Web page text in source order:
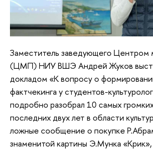
Заместитель заведующего Центром
(ЦМП) НИУ ВШЭ Андрей Жуков
докладом «К вопросу о
фактчекинга у студентов-
подробно разобрал 10 самых
последних двух лет в области
ложные сообщение о покупке
знаменитой картины Э.Мунка